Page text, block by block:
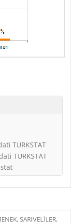
TURKSTAT
TURKSTAT
SARIVELİLER,